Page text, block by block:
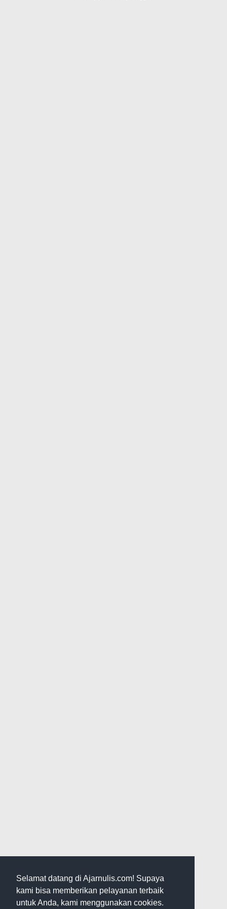
Selamat datang di Ajarnulis.com! Supaya
kami bisa memberikan pelayanan terbaik
untuk Anda, kami menggunakan cookies.